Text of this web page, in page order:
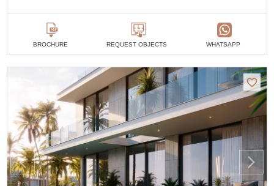
BROCHURE REQUEST OBJECTS WHATSAPP